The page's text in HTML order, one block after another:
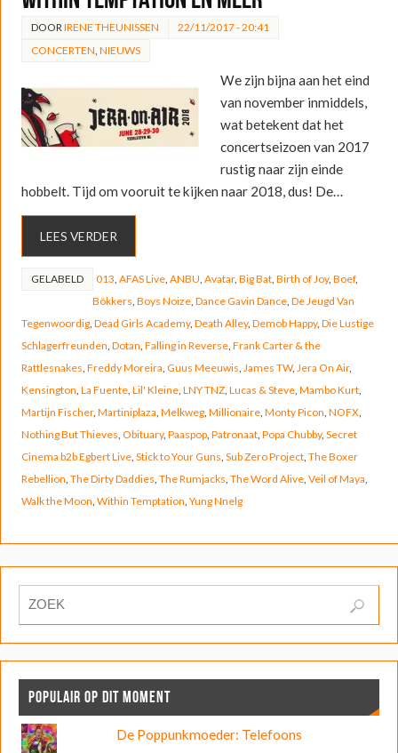
DOOR IRENE THEUNISSEN
22/11/2017 - 20:41
CONCERTEN NIEUWS
We zijn bijna aan het eind
van november inmiddels,
wat betekent dat het
concertseizoen van 2017
rustig naar zijn einde
hobbelt. Tijd om vooruit te kijken naar 2018, dus! De…
LEES VERDER
GELABELD 013 AFAS Live, ANBU Avatar, Big Bat, Birth of Joy, Boef,
Bökkers Boys Noize, Dance Gavin Dance, De Jeugd Van
Tegenwoordig, Dead Girls Academy, Death Alley, Demob Happy, Die Lustige
Schlagerfreunden Dotan Falling in Reverse, Frank Carter & the
Rattlesnakes Freddy Moreira Guus Meeuwis James TW, Jera On Air,
Kensington La Fuente, Lil' Kleine, LNY TNZ, Lucas & Steve, Mambo Kurt,
Martijn Fischer, Martiniplaza Melkweg, Millionaire, Monty Picon NOFX,
Nothing But Thieves Obituary, Paaspop, Patronaat, Popa Chubby, Secret
Cinema b2b Egbert Live, Stick to Your Guns Sub Zero Project, The Boxer
Rebellion The Dirty Daddies The Rumjacks The Word Alive, Veil of Maya
Walk the Moon Within Temptation Yung Nnelg
POPULAIR OP DIT MOMENT
De Poppunkmoeder: Telefoons